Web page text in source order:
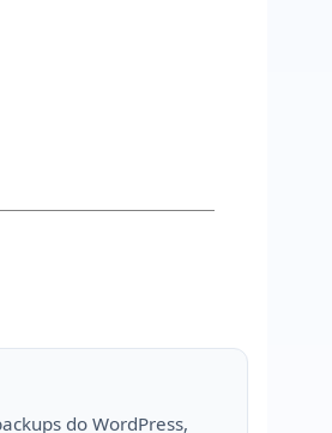
do WordPress,